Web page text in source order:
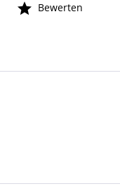
Bewerten